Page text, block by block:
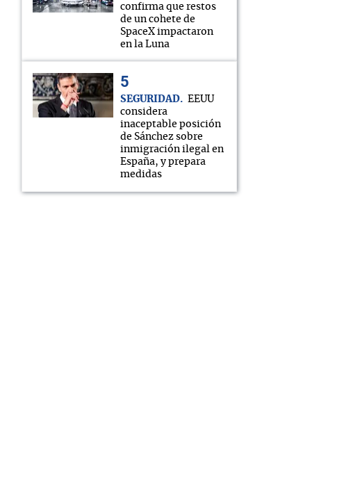
confirma que restos
de un cohete de
SpaceX impactaron
en la Luna
SEGURIDAD
EEUU
considera
inaceptable posición
de Sánchez sobre
inmigración ilegal en
España, y prepara
medidas